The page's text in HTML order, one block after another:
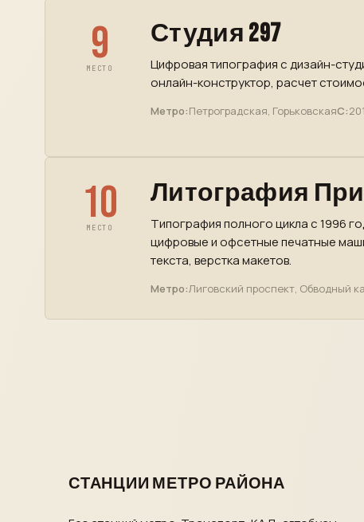
9
МЕСТО
Студия 297
Цифровая типография с дизайн-
онлайн-конструктор, расчет
Метро:Петроградская, ГорьковскаяС:
10
МЕСТО
Литография
Типография полного цикла с 1996
цифровые и офсетные печатные
текста, верстка макетов.
Метро:Лиговский проспект, Обводный
СТАНЦИИ МЕТРО РАЙОНА